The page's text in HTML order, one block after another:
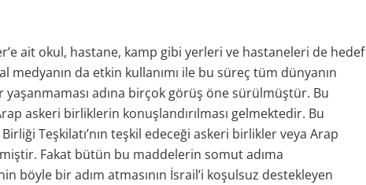
ait okul, hastane, kamp gibi yerleri ve hastaneleri de hedef
da etkin kullanımı ile bu süreç tüm dünyanın
yaşanmaması adına birçok görüş öne sürülmüştür. Bu
askeri birliklerin konuşlandırılması gelmektedir. Bu
Teşkilatı’nın teşkil edeceği askeri birlikler veya Arap
Fakat bütün bu maddelerin somut adıma
böyle bir adım atmasının İsrail’i koşulsuz destekleyen